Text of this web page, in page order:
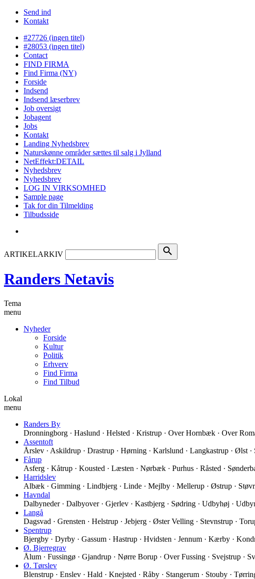
Send ind
Kontakt
#27726 (ingen titel)
#28053 (ingen titel)
Contact
FIND FIRMA
Find Firma (NY)
Forside
Indsend
Indsend læserbrev
Job oversigt
Jobagent
Jobs
Kontakt
Landing Nyhedsbrev
Naturskønne områder sættes til salg i Jylland
NetEffekt:DETAIL
Nyhedsbrev
Nyhedsbrev
LOG IN VIRKSOMHED
Sample page
Tak for din Tilmelding
Tilbudsside
ARTIKELARKIV search
Randers Netavis
Tema
menu
Nyheder
Forside
Kultur
Politik
Erhverv
Find Firma
Find Tilbud
Lokal
menu
Randers By
Dronningborg · Haslund · Helsted · Kristrup · Over Hornbæk · Over
Assentoft
Årslev · Askildrup · Drastrup · Hørning · Karlslund · Langkastrup · Ølst ·
Fårup
Asferg · Kåtrup · Kousted · Læsten · Nørbæk · Purhus · Råsted ·
Harridslev
Albæk · Gimming · Lindbjerg · Linde · Mejlby · Mellerup · Østrup ·
Havndal
Dalbyneder · Dalbyover · Gjerlev · Kastbjerg · Sødring · Udbyhøj ·
Langå
Dagsvad · Grensten · Helstrup · Jebjerg · Øster Velling · Stevnstrup ·
Spentrup
Bjergby · Dyrby · Gassum · Hastrup · Hvidsten · Jennum · Kærby ·
Ø. Bjerregrav
Ålum · Fussingø · Gjandrup · Nørre Borup · Over Fussing · Svejstrup ·
Ø. Tørslev
Blenstrup · Enslev · Hald · Knejsted · Råby · Stangerum · Stouby ·